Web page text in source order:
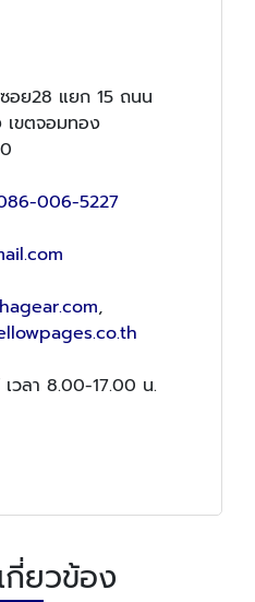
อย28 แยก 15 ถนน
ขตจอมทอง
006-5227
,
วลา 8.00-17.00 น.
กี่ยวข้อง